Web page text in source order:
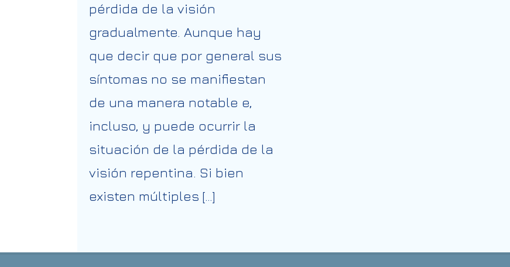
pérdida de la visión
gradualmente. Aunque hay
que decir que por general sus
síntomas no se manifiestan
de una manera notable e,
incluso, y puede ocurrir la
situación de la pérdida de la
visión repentina. Si bien
existen múltiples […]